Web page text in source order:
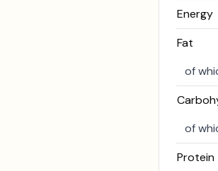
Energy
Fat
of
of
Protein